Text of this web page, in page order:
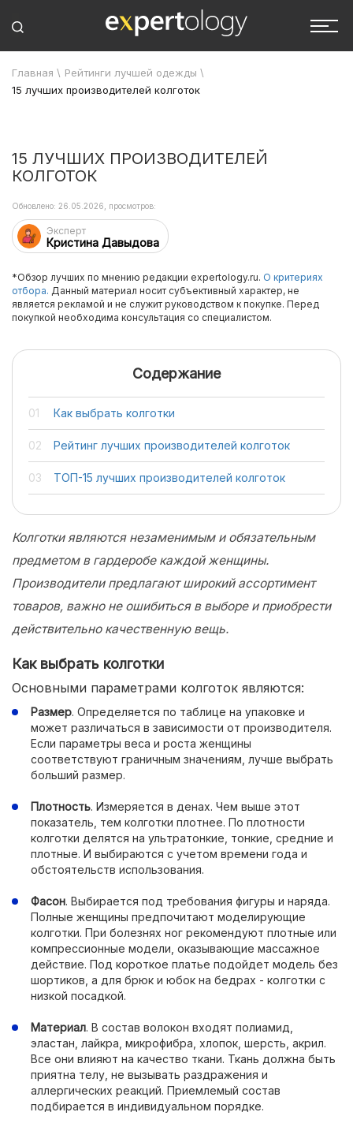
Главная \ Рейтинги лучшей одежды \
15 лучших производителей колготок
15 ЛУЧШИХ ПРОИЗВОДИТЕЛЕЙ
КОЛГОТОК
Эксперт
Кристина Давыдова
Обновлено: 26.05.2026, просмотров:
*Обзор лучших по мнению редакции expertology.ru. О критериях
отбора. Данный материал носит субъективный характер, не
является рекламой и не служит руководством к покупке. Перед
покупкой необходима консультация со специалистом.
Содержание
Как выбрать колготки
Рейтинг лучших производителей колготок
ТОП-15 лучших производителей колготок
Колготки являются незаменимым и обязательным
предметом в гардеробе каждой женщины.
Производители предлагают широкий ассортимент
товаров, важно не ошибиться в выборе и приобрести
действительно качественную вещь.
Как выбрать колготки
Основными параметрами колготок являются:
Размер. Определяется по таблице на упаковке и
может различаться в зависимости от производителя.
Если параметры веса и роста женщины
соответствуют граничным значениям, лучше выбрать
больший размер.
Плотность. Измеряется в денах. Чем выше этот
показатель, тем колготки плотнее. По плотности
колготки делятся на ультратонкие, тонкие, средние и
плотные. И выбираются с учетом времени года и
обстоятельств использования.
Фасон. Выбирается под требования фигуры и наряда.
Полные женщины предпочитают моделирующие
колготки. При болезнях ног рекомендуют плотные или
компрессионные модели, оказывающие массажное
действие. Под короткое платье подойдет модель без
шортиков, а для брюк и юбок на бедрах - колготки с
низкой посадкой.
Материал. В состав волокон входят полиамид,
эластан, лайкра, микрофибра, хлопок, шерсть, акрил.
Все они влияют на качество ткани. Ткань должна быть
приятна телу, не вызывать раздражения и
аллергических реакций. Приемлемый состав
подбирается в индивидуальном порядке.